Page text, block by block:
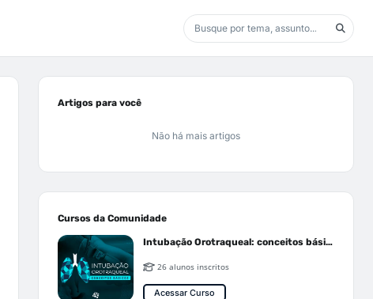
Artigos para você
Não há mais artigos
Cursos da Comunidade
Intubação Orotraqueal: conceitos básicos
26 alunos inscritos
Acessar Curso